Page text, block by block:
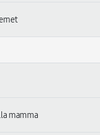
mamma